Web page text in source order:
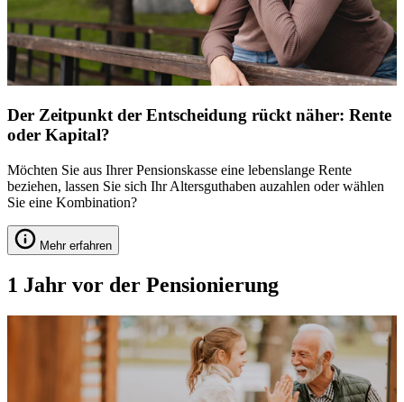
Der Zeitpunkt der Entscheidung rückt näher: Rente
oder Kapital?
Möchten Sie aus Ihrer Pensionskasse eine lebenslange Rente
beziehen, lassen Sie sich Ihr Altersguthaben auzahlen oder wählen
Sie eine Kombination?
Mehr erfahren
1 Jahr vor der Pensionierung